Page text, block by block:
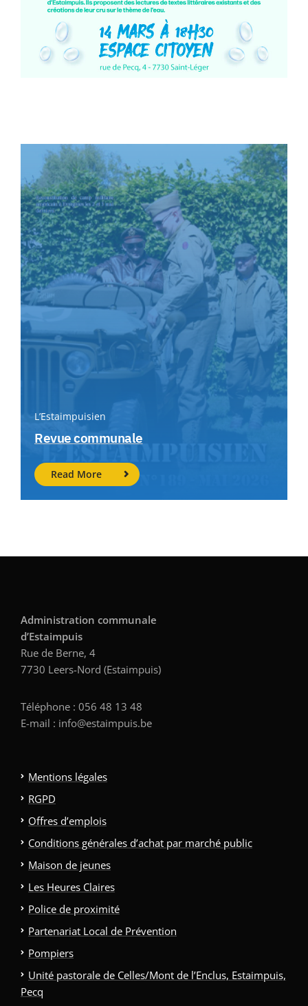
L’Estaimpuisien
Revue communale
Read More
Administration communale
d’Estaimpuis
Rue de Berne, 4
7730 Leers-Nord (Estaimpuis)
Téléphone : 056 48 13 48
E-mail : info@estaimpuis.be
Mentions légales
RGPD
Offres d’emplois
Conditions générales d’achat par marché public
Maison de jeunes
Les Heures Claires
Police de proximité
Partenariat Local de Prévention
Pompiers
Unité pastorale de Celles/Mont de l’Enclus, Estaimpuis,
Pecq